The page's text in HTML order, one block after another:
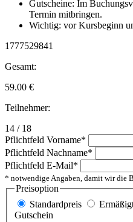
Gutscheine: Im
Termin mitbringen.
Wichtig: vor Kursbeginn
1777529841
Gesamt:
59.00 €
Teilnehmer:
14 / 18
Pflichtfeld Vorname*
Pflichtfeld Nachname*
Pflichtfeld E-Mail*
* notwendige Angaben, damit wir die
Preisoption
Standardpreis
Gutschein